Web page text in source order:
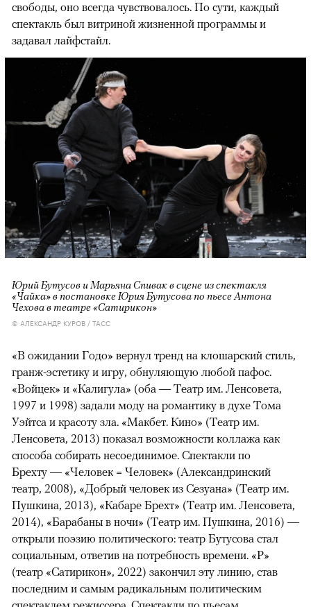
свободы, оно всегда чувствовалось. По сути, каждый
спектакль был витриной жизненной программы и
задавал лайфстайл.
Юрий Бутусов и Марьяна Спивак в сцене из спектакля
«Чайка» в постановке Юрия Бутусова по пьесе Антона
Чехова в театре «Сатирикон»
© АЛЕКСАНДР КУРОВ / ТАСС
«В ожидании Годо» вернул тренд на клошарский стиль,
гранж-эстетику и игру, обнуляющую любой пафос.
«Войцек» и «Калигула» (оба — Театр им. Ленсовета,
1997 и 1998) задали моду на романтику в духе Тома
Уэйтса и красоту зла. «Макбет. Кино» (Театр им.
Ленсовета, 2013) показал возможности коллажа как
способа собирать несоединимое. Спектакли по
Брехту — «Человек = Человек» (Александринский
театр, 2008), «Добрый человек из Сезуана» (Театр им.
Пушкина, 2013), «Кабаре Брехт» (Театр им. Ленсовета,
2014), «Барабаны в ночи» (Театр им. Пушкина, 2016) —
открыли поэзию политического: театр Бутусова стал
социальным, ответив на потребность времени. «Р»
(театр «Сатирикон», 2022) закончил эту линию, став
последним и самым радикальным политическим